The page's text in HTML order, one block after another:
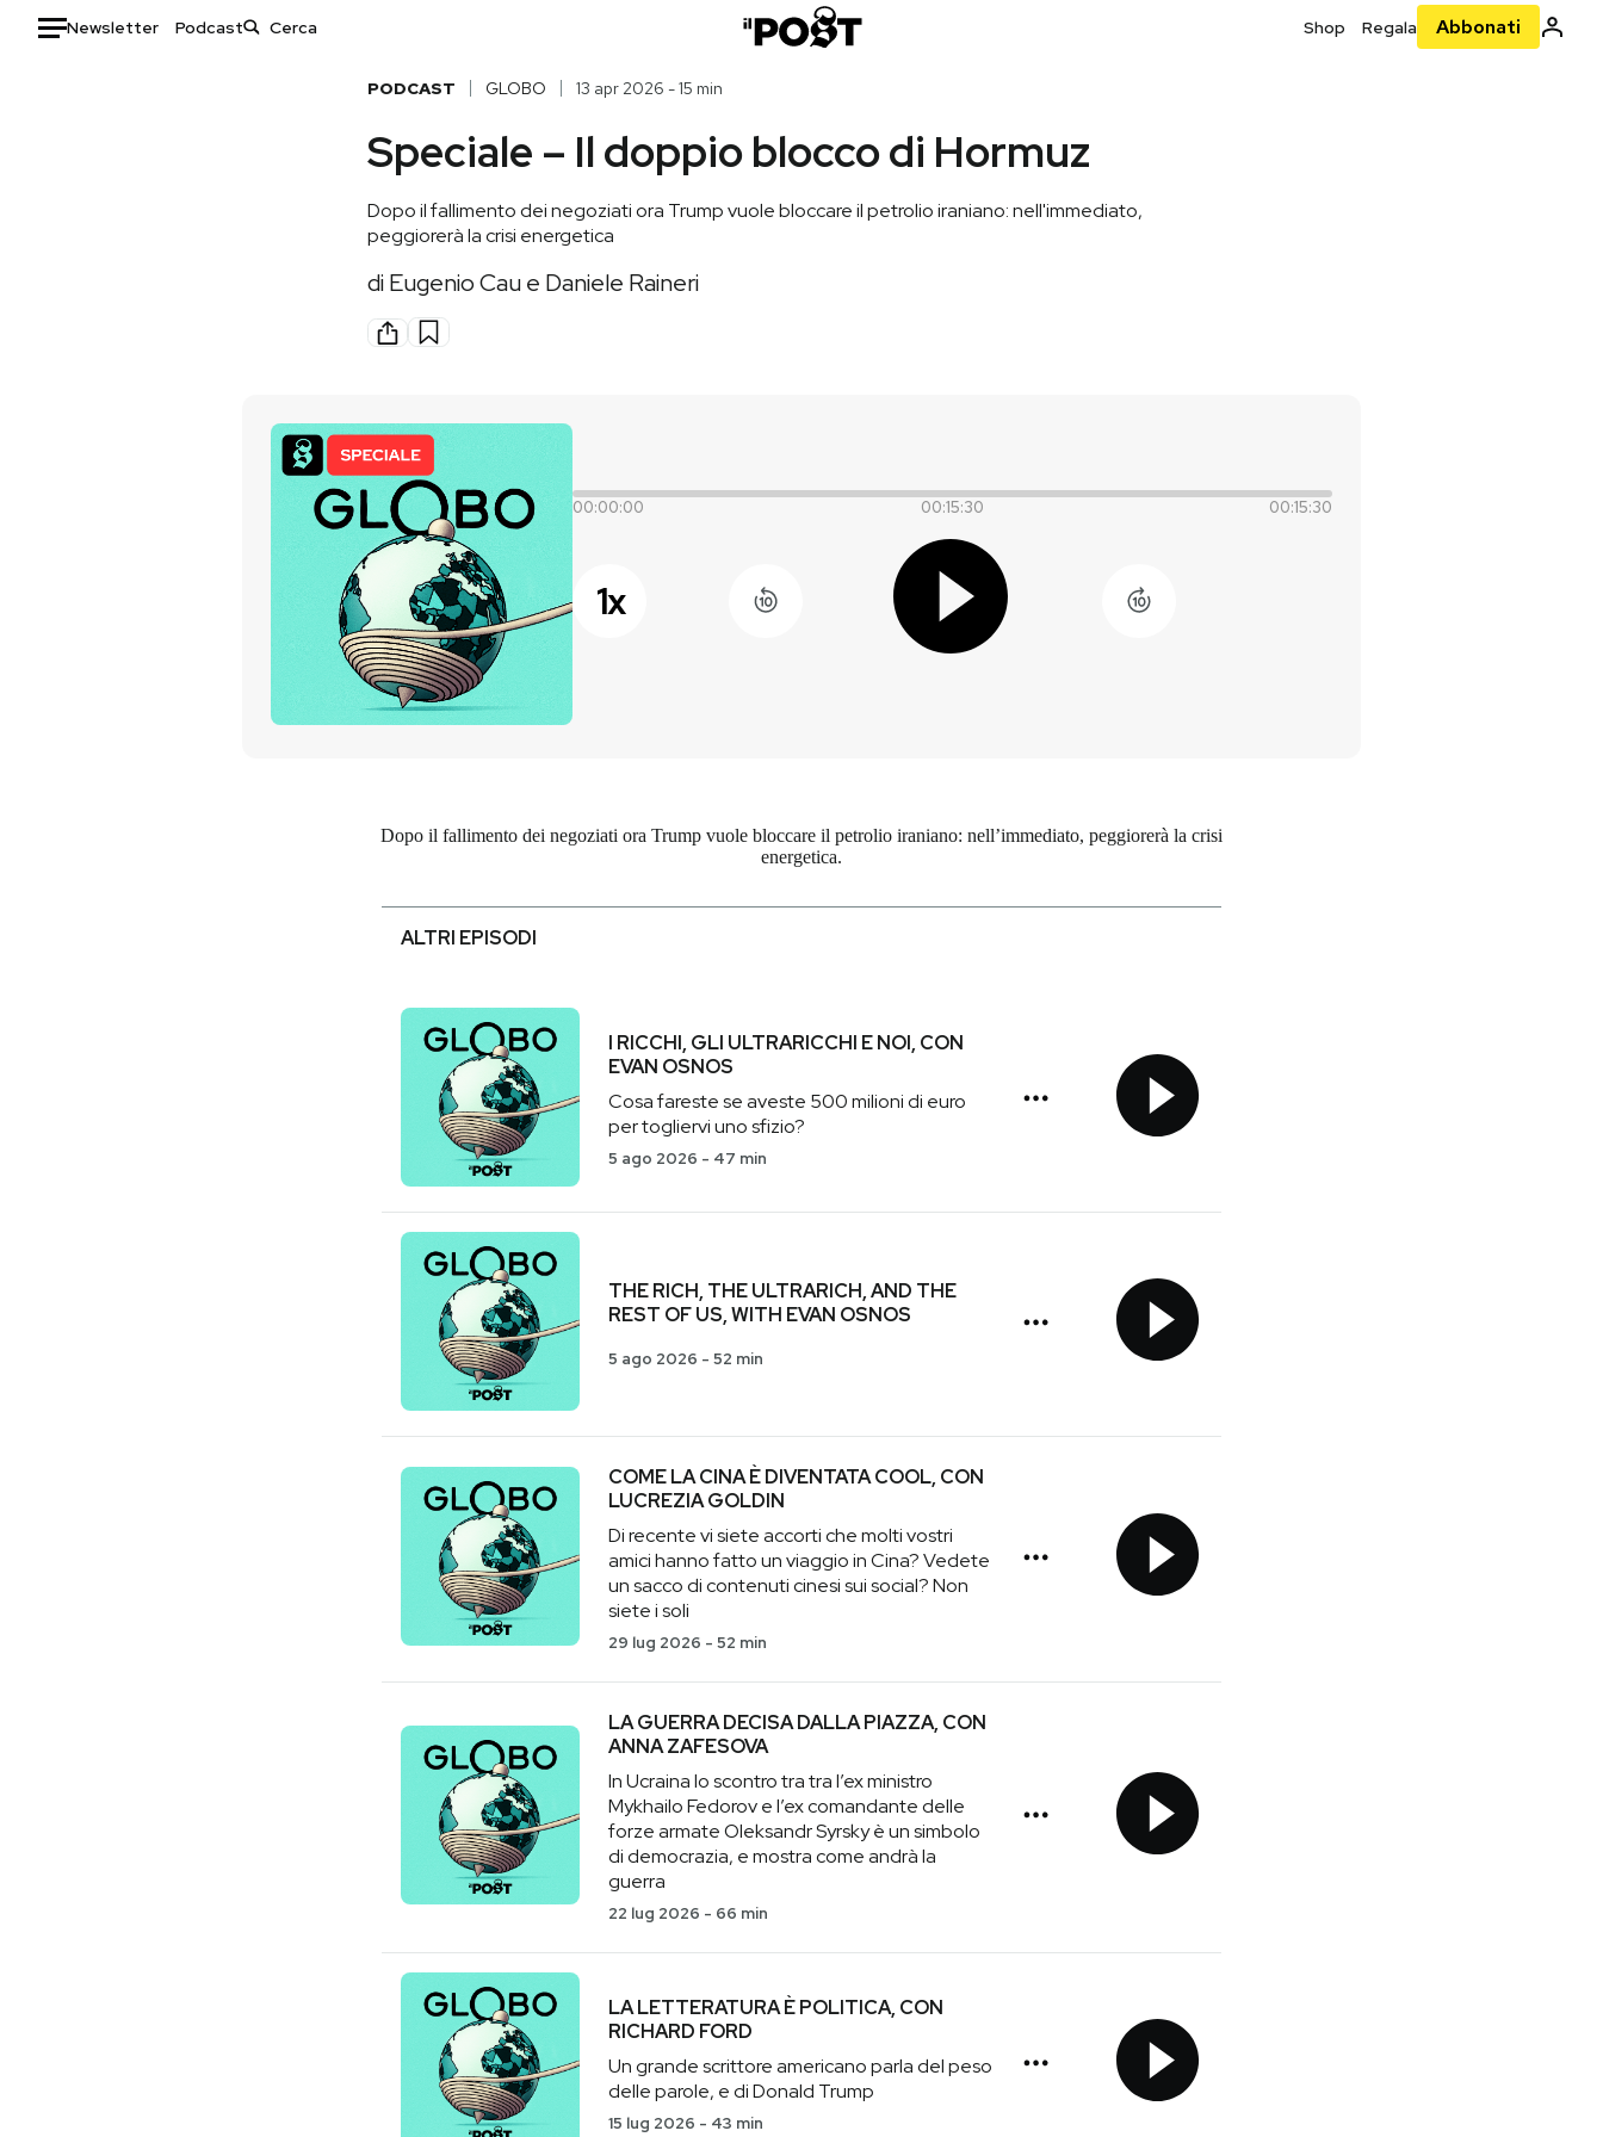
Newsletter Podcast Shop Regala Abbonati
Ok Boomer!
Altrecose
Mondiali calcio 2026
PODCAST GLOBO 13 apr 2026 - 15 min
Speciale – Il doppio blocco di Hormuz
Dopo il fallimento dei negoziati ora Trump vuole bloccare il petrolio iraniano: nell'immediato,
peggiorerà la crisi energetica
diEugenio Cau e Daniele Raineri
00:00:00 00:15:30 00:15:30
1x
Dopo il fallimento dei negoziati ora Trump vuole bloccare il petrolio iraniano: nell’immediato, peggiorerà la crisi
energetica.
ALTRI EPISODI
I RICCHI, GLI ULTRARICCHI E NOI, CON
EVAN OSNOS
Cosa fareste se aveste 500 milioni di euro
per togliervi uno sfizio?
5 ago 2026 - 47 min
THE RICH, THE ULTRARICH, AND THE
REST OF US, WITH EVAN OSNOS
5 ago 2026 - 52 min
COME LA CINA È DIVENTATA COOL, CON
LUCREZIA GOLDIN
Di recente vi siete accorti che molti vostri
amici hanno fatto un viaggio in Cina? Vedete
un sacco di contenuti cinesi sui social? Non
siete i soli
29 lug 2026 - 52 min
LA GUERRA DECISA DALLA PIAZZA, CON
ANNA ZAFESOVA
In Ucraina lo scontro tra tra l’ex ministro
Mykhailo Fedorov e l’ex comandante delle
forze armate Oleksandr Syrsky è un simbolo
di democrazia, e mostra come andrà la
guerra
22 lug 2026 - 66 min
LA LETTERATURA È POLITICA, CON
RICHARD FORD
Un grande scrittore americano parla del peso
delle parole, e di Donald Trump
15 lug 2026 - 43 min